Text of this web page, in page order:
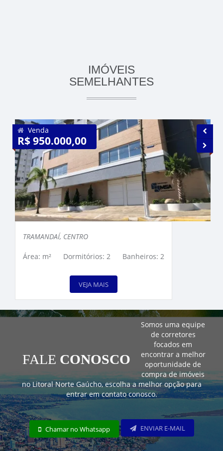
IMÓVEIS
SEMELHANTES
Venda
R$ 950.000,00
TRAMANDAÍ, CENTRO
Área: m² Dormitórios: 2 Banheiros: 2
VEJA MAIS
FALE CONOSCO
Somos uma equipe
de corretores
focados em
encontrar a melhor
oportunidade de
compra de imóveis
no Litoral Norte Gaúcho, escolha a melhor opção para
entrar em contato conosco.
Chamar no Whatsapp ENVIAR E-MAIL